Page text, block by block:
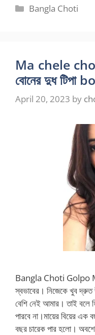
Categories
Bangla Choti
Ma chele choti
বোনের দুধ
April 20, 2023 by
Bangla Choti Golpo
স্বভাবের। নিজেকে খুব দ্রুত
বেশি নেই আমার। তাই বলে
পারবে না।মায়ের বিয়ের
বছর চারেক পার হলো।